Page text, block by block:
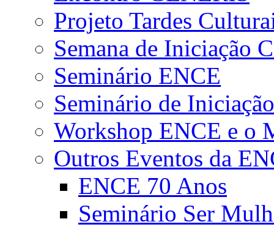
Projeto Tardes
Semana de Iniciação
Seminário ENCE
Seminário de
Workshop ENCE e o
Outros Eventos da
ENCE 70 Anos
Seminário Ser